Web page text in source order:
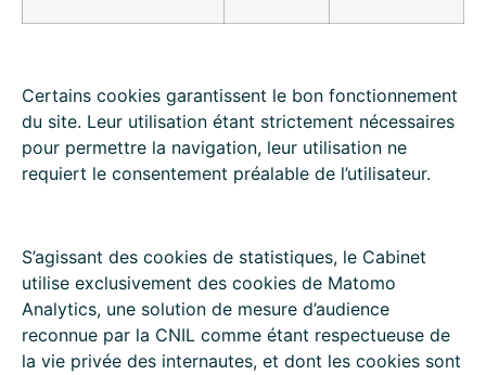
Certains cookies garantissent le bon fonctionnement
du site. Leur utilisation étant strictement nécessaires
pour permettre la navigation, leur utilisation ne
requiert le consentement préalable de l’utilisateur.
S’agissant des cookies de statistiques, le Cabinet
utilise exclusivement des cookies de Matomo
Analytics, une solution de mesure d’audience
reconnue par la CNIL comme étant respectueuse de
la vie privée des internautes, et dont les cookies sont